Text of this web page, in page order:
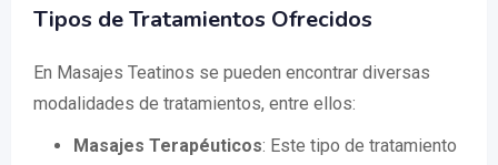
Tipos de Tratamientos Ofrecidos
En Masajes Teatinos se pueden encontrar diversas
modalidades de tratamientos, entre ellos:
Masajes Terapéuticos: Este tipo de tratamiento